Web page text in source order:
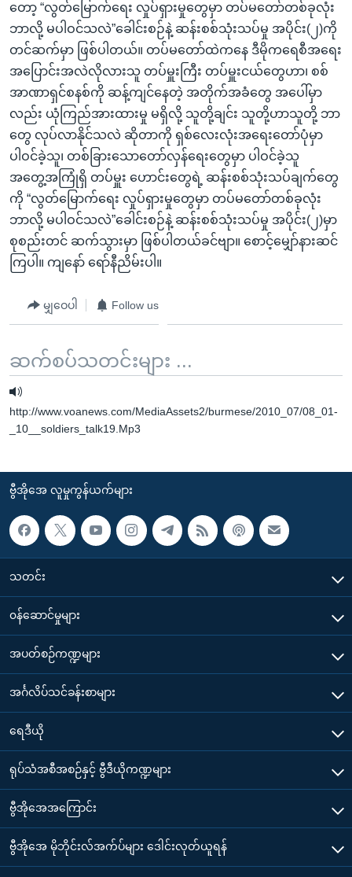
တော့ “လွတ်မြောက်ရေး လှုပ်ရှားမှုတွေမှာ တပ်မတော်တစ်ခုလုံး
ဘာလို့ မပါဝင်သလဲ”ခေါင်းစဉ်နဲ့ ဆန်းစစ်သုံးသပ်မှု အပိုင်း(၂)ကို
တင်ဆက်မှာ ဖြစ်ပါတယ်။ တပ်မတော်ထဲကနေ ဒီမိုကရေစီအရေး
အပြောင်းအလဲလိုလားသူ တပ်မှူးကြီး တပ်မှူးငယ်တွေဟာ၊ စစ်
အာဏာရှင်စနစ်ကို ဆန့်ကျင်နေတဲ့ အတိုက်အခံတွေ အပေါ်မှာ
လည်း ယုံကြည်အားထားမှု မရှိလို့ သူတို့ချင်း သူတို့ဟာသူတို့ ဘာ
တွေ လုပ်လာနိုင်သလဲ ဆိုတာကို ရှစ်လေးလုံးအရေးတော်ပုံမှာ
ပါဝင်ခဲ့သူ၊ တစ်ခြားသောတော်လှန်ရေးတွေမှာ ပါဝင်ခဲ့သူ
အတွေ့အကြုံရှိ တပ်မှူး ဟောင်းတွေရဲ့ ဆန်းစစ်သုံးသပ်ချက်တွေ
ကို “လွတ်မြောက်ရေး လှုပ်ရှားမှုတွေမှာ တပ်မတော်တစ်ခုလုံး
ဘာလို့ မပါဝင်သလဲ”ခေါင်းစဉ်နဲ့ ဆန်းစစ်သုံးသပ်မှု အပိုင်း(၂)မှာ
စုစည်းတင် ဆက်သွားမှာ ဖြစ်ပါတယ်ခင်ဗျာ။ စောင့်မျှော်နားဆင်
ကြပါ။ ကျနော် ရော်နီညိမ်းပါ။
မျှဝေပါ Follow us
ဆက်စပ်သတင်းများ ...
http://www.voanews.com/MediaAssets2/burmese/2010_07/08_01-
_10__soldiers_talk19.Mp3
ဗွီအိုအေ လူမှုကွန်ယက်များ
သတင်း
၀န်ဆောင်မှုများ
အပတ်စဉ်ကဏ္ဍများ
အင်္ဂလိပ်သင်ခန်းစာများ
ရေဒီယို
ရုပ်သံအစီအစဉ်နှင့် ဗွီဒီယိုကဏ္ဍများ
ဗွီအိုအေအကြောင်း
ဗွီအိုအေ မိုဘိုင်းလ်အက်ပ်များ ဒေါင်းလုတ်ယူရန်